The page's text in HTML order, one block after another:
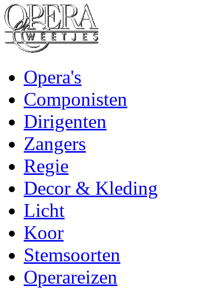
Opera's
Componisten
Dirigenten
Zangers
Regie
Decor & Kleding
Licht
Koor
Stemsoorten
Operareizen